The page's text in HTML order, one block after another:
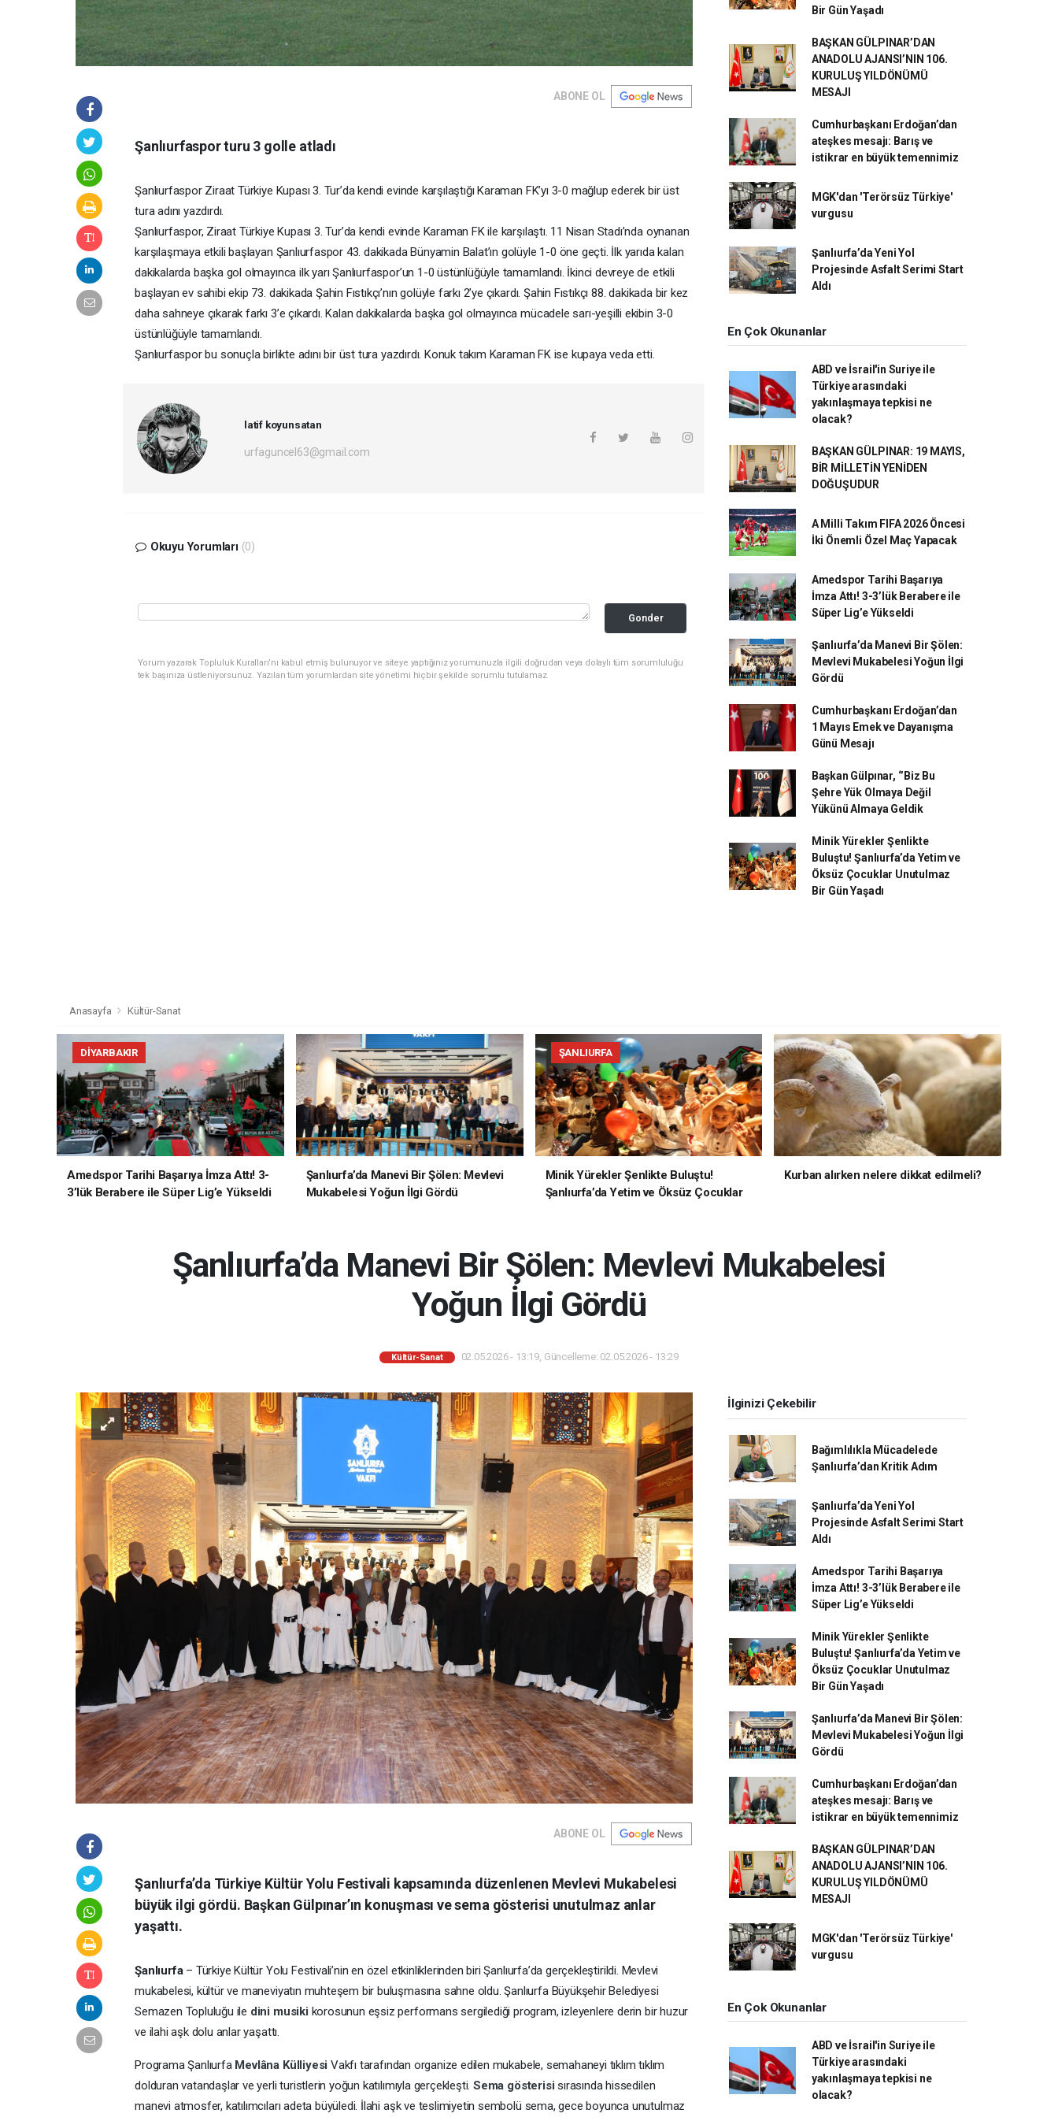
ABONE OL
Şanlıurfaspor turu 3 golle atladı
Şanlıurfaspor Ziraat Türkiye Kupası 3. Tur’da kendi evinde karşılaştığı Karaman FK’yı 3-0 mağlup ederek bir üst
tura adını yazdırdı.
Şanlıurfaspor, Ziraat Türkiye Kupası 3. Tur’da kendi evinde Karaman FK ile karşılaştı. 11 Nisan Stadı’nda oynanan
karşılaşmaya etkili başlayan Şanlıurfaspor 43. dakikada Bünyamin Balat’ın golüyle 1-0 öne geçti. İlk yarıda kalan
dakikalarda başka gol olmayınca ilk yarı Şanlıurfaspor’un 1-0 üstünlüğüyle tamamlandı. İkinci devreye de etkili
başlayan ev sahibi ekip 73. dakikada Şahin Fıstıkçı’nın golüyle farkı 2’ye çıkardı. Şahin Fıstıkçı 88. dakikada bir kez
daha sahneye çıkarak farkı 3’e çıkardı. Kalan dakikalarda başka gol olmayınca mücadele sarı-yeşilli ekibin 3-0
üstünlüğüyle tamamlandı.
Şanlıurfaspor bu sonuçla birlikte adını bir üst tura yazdırdı. Konuk takım Karaman FK ise kupaya veda etti.
latif koyunsatan
urfaguncel63@gmail.com
Okuyu Yorumları (0)
Gonder
Yorum yazarak Topluluk Kuralları’nı kabul etmiş bulunuyor ve siteye yaptığınız yorumunuzla ilgili doğrudan veya dolaylı tüm sorumluluğu
tek başınıza üstleniyorsunuz. Yazılan tüm yorumlardan site yönetimi hiçbir şekilde sorumlu tutulamaz.
Bir Gün Yaşadı
BAŞKAN GÜLPINAR’DAN
ANADOLU AJANSI’NIN 106.
KURULUŞ YILDÖNÜMÜ
MESAJI
Cumhurbaşkanı Erdoğan’dan
ateşkes mesajı: Barış ve
istikrar en büyük temennimiz
MGK'dan 'Terörsüz Türkiye'
vurgusu
Şanlıurfa’da Yeni Yol
Projesinde Asfalt Serimi Start
Aldı
En Çok Okunanlar
ABD ve İsrail'in Suriye ile
Türkiye arasındaki
yakınlaşmaya tepkisi ne
olacak?
BAŞKAN GÜLPINAR: 19 MAYIS,
BİR MİLLETİN YENİDEN
DOĞUŞUDUR
A Milli Takım FIFA 2026 Öncesi
İki Önemli Özel Maç Yapacak
Amedspor Tarihi Başarıya
İmza Attı! 3-3’lük Berabere ile
Süper Lig’e Yükseldi
Şanlıurfa’da Manevi Bir Şölen:
Mevlevi Mukabelesi Yoğun İlgi
Gördü
Cumhurbaşkanı Erdoğan’dan
1 Mayıs Emek ve Dayanışma
Günü Mesajı
Başkan Gülpınar, ‘’Biz Bu
Şehre Yük Olmaya Değil
Yükünü Almaya Geldik
Minik Yürekler Şenlikte
Buluştu! Şanlıurfa’da Yetim ve
Öksüz Çocuklar Unutulmaz
Bir Gün Yaşadı
Anasayfa Kültür-Sanat
DIYARBAKIR
Amedspor Tarihi Başarıya İmza Attı! 3-
3’lük Berabere ile Süper Lig’e Yükseldi
Şanlıurfa’da Manevi Bir Şölen: Mevlevi
Mukabelesi Yoğun İlgi Gördü
ŞANLIURFA
Minik Yürekler Şenlikte Buluştu!
Şanlıurfa’da Yetim ve Öksüz Çocuklar
Kurban alırken nelere dikkat edilmeli?
Şanlıurfa’da Manevi Bir Şölen: Mevlevi Mukabelesi
Yoğun İlgi Gördü
Kültür-Sanat 02.05.2026 - 13:19, Güncelleme: 02.05.2026 - 13:29
ABONE OL
Şanlıurfa’da Türkiye Kültür Yolu Festivali kapsamında düzenlenen Mevlevi Mukabelesi
büyük ilgi gördü. Başkan Gülpınar’ın konuşması ve sema gösterisi unutulmaz anlar
yaşattı.
Şanlıurfa– Türkiye Kültür Yolu Festivali’nin en özel etkinliklerinden biri Şanlıurfa’da gerçekleştirildi. Mevlevi
mukabelesi, kültür ve maneviyatın muhteşem bir buluşmasına sahne oldu. Şanlıurfa Büyükşehir Belediyesi
Semazen Topluluğu ile dini musiki korosunun eşsiz performans sergilediği program, izleyenlere derin bir huzur
ve ilahi aşk dolu anlar yaşattı.
ProgramaŞanlıurfa Mevlâna Külliyesi Vakfı tarafından organize edilen mukabele, semahaneyi tıklım tıklım
dolduran vatandaşlar ve yerli turistlerin yoğun katılımıyla gerçekleşti.Sema gösterisisırasında hissedilen
manevi atmosfer, katılımcıları adeta büyüledi. İlahi aşk ve teslimiyetin sembolü sema, gece boyunca unutulmaz
İlginizi Çekebilir
Bağımlılıkla Mücadelede
Şanlıurfa’dan Kritik Adım
Şanlıurfa’da Yeni Yol
Projesinde Asfalt Serimi Start
Aldı
Amedspor Tarihi Başarıya
İmza Attı! 3-3’lük Berabere ile
Süper Lig’e Yükseldi
Minik Yürekler Şenlikte
Buluştu! Şanlıurfa’da Yetim ve
Öksüz Çocuklar Unutulmaz
Bir Gün Yaşadı
Şanlıurfa’da Manevi Bir Şölen:
Mevlevi Mukabelesi Yoğun İlgi
Gördü
Cumhurbaşkanı Erdoğan’dan
ateşkes mesajı: Barış ve
istikrar en büyük temennimiz
BAŞKAN GÜLPINAR’DAN
ANADOLU AJANSI’NIN 106.
KURULUŞ YILDÖNÜMÜ
MESAJI
MGK'dan 'Terörsüz Türkiye'
vurgusu
En Çok Okunanlar
ABD ve İsrail'in Suriye ile
Türkiye arasındaki
yakınlaşmaya tepkisi ne
olacak?